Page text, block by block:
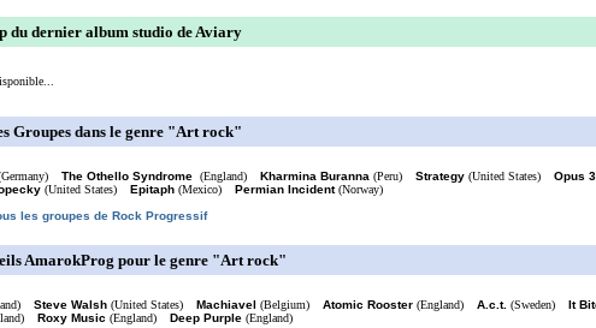
du dernier album studio de Aviary
Groupes dans le genre "Art rock"
The Othello Syndrome (England) Kharmina Buranna (Peru) Strategy (United States) Opus 3
(United States) Epitaph (Mexico) Permian Incident(Norway)
les groupes de Rock Progressif
AmarokProg pour le genre "Art rock"
Steve Walsh (United States) Machiavel (Belgium) Atomic Rooster (England) A.c.t. (Sweden) It
Roxy Music (England) Deep Purple (England)